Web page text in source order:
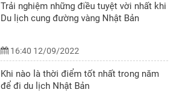
Trải nghiệm những điều tuyệt vời nhất khi
Du lịch cung đường vàng Nhật Bản
16:40 12/09/2022
Khi nào là thời điểm tốt nhất trong năm
để đi du lịch Nhật Bản